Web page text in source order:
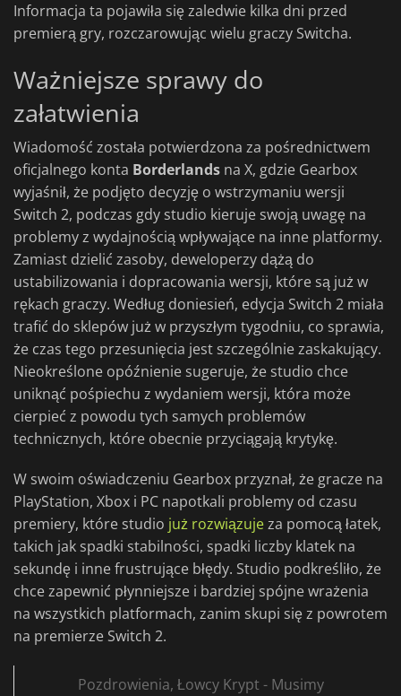
Informacja ta pojawiła się zaledwie kilka dni przed
premierą gry, rozczarowując wielu graczy Switcha.
Ważniejsze sprawy do
załatwienia
Wiadomość została potwierdzona za pośrednictwem
oficjalnego konta Borderlands na X, gdzie Gearbox
wyjaśnił, że podjęto decyzję o wstrzymaniu wersji
Switch 2, podczas gdy studio kieruje swoją uwagę na
problemy z wydajnością wpływające na inne platformy.
Zamiast dzielić zasoby, deweloperzy dążą do
ustabilizowania i dopracowania wersji, które są już w
rękach graczy. Według doniesień, edycja Switch 2 miała
trafić do sklepów już w przyszłym tygodniu, co sprawia,
że czas tego przesunięcia jest szczególnie zaskakujący.
Nieokreślone opóźnienie sugeruje, że studio chce
uniknąć pośpiechu z wydaniem wersji, która może
cierpieć z powodu tych samych problemów
technicznych, które obecnie przyciągają krytykę.
W swoim oświadczeniu Gearbox przyznał, że gracze na
PlayStation, Xbox i PC napotkali problemy od czasu
premiery, które studio już rozwiązujeza pomocą łatek,
takich jak spadki stabilności, spadki liczby klatek na
sekundę i inne frustrujące błędy. Studio podkreśliło, że
chce zapewnić płynniejsze i bardziej spójne wrażenia
na wszystkich platformach, zanim skupi się z powrotem
na premierze Switch 2.
Pozdrowienia, Łowcy Krypt - Musimy